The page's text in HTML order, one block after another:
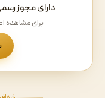
دارای مجوز
برای مشاهده